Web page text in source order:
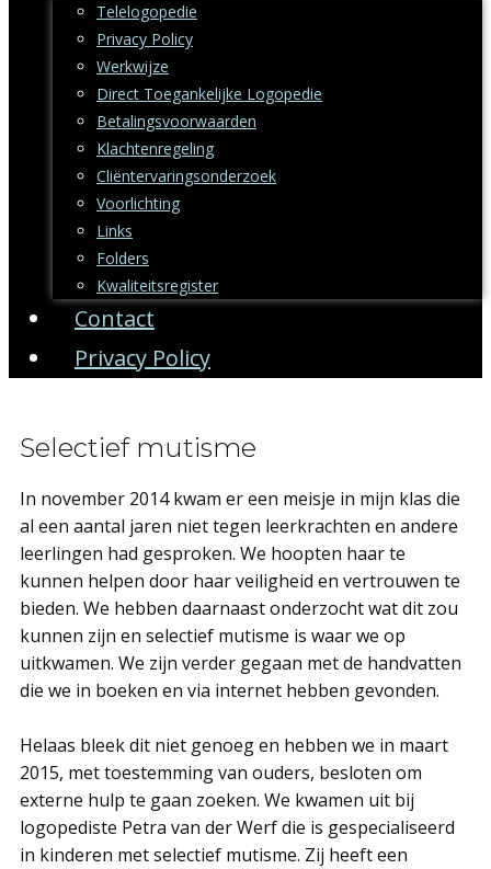
Telelogopedie
Privacy Policy
Werkwijze
Direct Toegankelijke Logopedie
Betalingsvoorwaarden
Klachtenregeling
Cliëntervaringsonderzoek
Voorlichting
Links
Folders
Kwaliteitsregister
Contact
Privacy Policy
Selectief mutisme
In november 2014 kwam er een meisje in mijn klas die
al een aantal jaren niet tegen leerkrachten en andere
leerlingen had gesproken. We hoopten haar te
kunnen helpen door haar veiligheid en vertrouwen te
bieden. We hebben daarnaast onderzocht wat dit zou
kunnen zijn en selectief mutisme is waar we op
uitkwamen. We zijn verder gegaan met de handvatten
die we in boeken en via internet hebben gevonden.
Helaas bleek dit niet genoeg en hebben we in maart
2015, met toestemming van ouders, besloten om
externe hulp te gaan zoeken. We kwamen uit bij
logopediste Petra van der Werf die is gespecialiseerd
in kinderen met selectief mutisme. Zij heeft een